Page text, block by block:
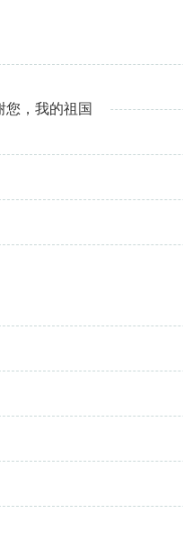
您，我的祖国